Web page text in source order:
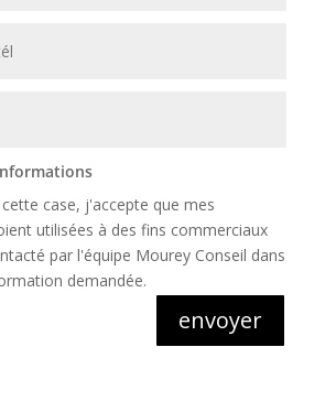
case, j'accepte que mes
utilisées à des fins commerciaux
par l'équipe Mourey Conseil dans
demandée.
envoyer